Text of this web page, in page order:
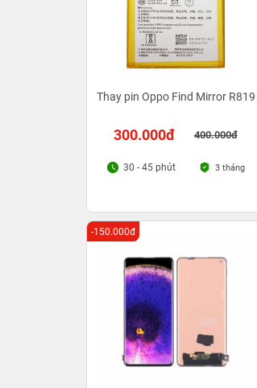
Thay pin Oppo Find Mirror R819
300.000đ 400.000đ
30 - 45 phút 3 tháng
-150.000đ